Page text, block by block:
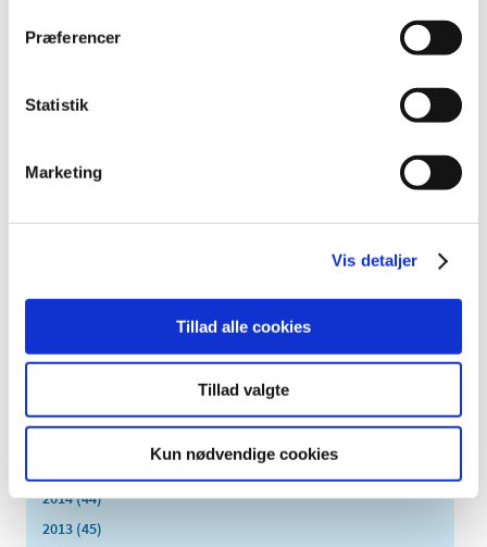
Præferencer
Statistik
Marketing
Vis detaljer
Tillad alle cookies
Tillad valgte
Kun nødvendige cookies
TID
2025 (13)
2023 (18)
2014 (44)
2013 (45)